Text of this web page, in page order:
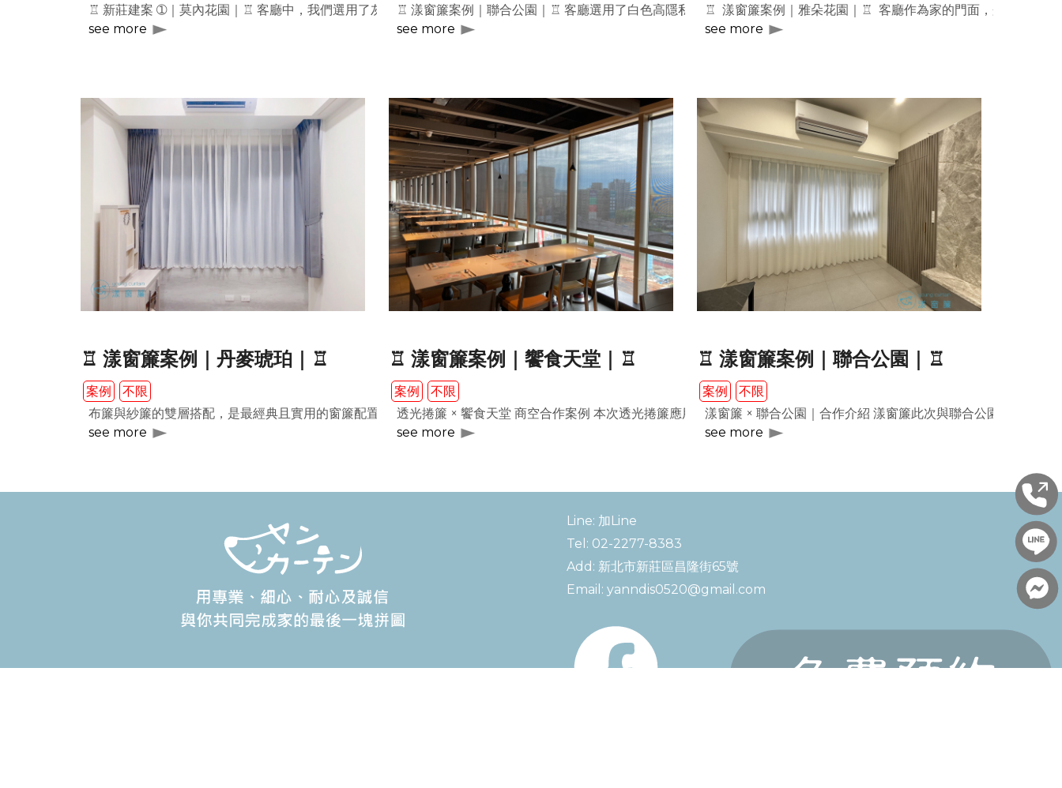
♖ 新莊建案 ➀｜莫內花園｜♖ 客廳中，我們選用了灰色透光 #穿透簾，這種簾面不僅在闔上時帶來絕佳的隔間效果，而且不會給人壓迫感。一旦打開，您將感受到紗簾一般的
see more
♖ 漾窗簾案例｜聯合公園｜♖ 客廳選用了白色高隱私 #織紋紗，這款窗簾能夠在保護隱私的同時，讓自然光透過細緻
see more
♖ 漾窗簾案例｜雅朵花園｜♖ 客廳作為家的門面，兼具日常生
see more
♖ 漾窗簾案例｜丹麥琥珀｜♖
案例
不限
布簾與紗簾的雙層搭配，是最經典且實用的窗簾配置方式。透過紗簾的柔和採光與布簾的遮蔽功能相互配合，可依不同時段與需求自由切換，兼顧採光、隱私與空間美感，打
see more
♖ 漾窗簾案例｜饗食天堂｜♖
案例
不限
透光捲簾 × 饗食天堂 商空合作案例 本次透光捲簾應用於饗食天堂餐廳空間，透過柔和透光的布料設計，在白天引入自
see more
♖ 漾窗簾案例｜聯合公園｜♖
案例
不限
漾窗簾 × 聯合公園｜合作介紹 漾窗簾此次與聯合公園合作，選
see more
Line: 加Line
Tel: 02-2277-8383
Add: 新北市新莊區昌隆街65號
Email: yanndis0520@gmail.com